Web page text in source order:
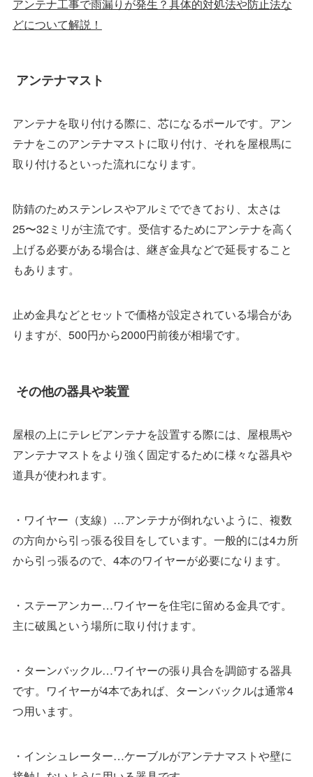
どについて解説！
アンテナマスト
アンテナを取り付ける際に、芯になるポールです。アン
テナをこのアンテナマストに取り付け、それを屋根馬に
取り付けるといった流れになります。
防錆のためステンレスやアルミでできており、太さは
25〜32ミリが主流です。受信するためにアンテナを高く
上げる必要がある場合は、継ぎ金具などで延長すること
もあります。
止め金具などとセットで価格が設定されている場合があ
りますが、500円から2000円前後が相場です。
その他の器具や装置
屋根の上にテレビアンテナを設置する際には、屋根馬や
アンテナマストをより強く固定するために様々な器具や
道具が使われます。
・ワイヤー（支線）…アンテナが倒れないように、複数
の方向から引っ張る役目をしています。一般的には4カ所
から引っ張るので、4本のワイヤーが必要になります。
・ステーアンカー…ワイヤーを住宅に留める金具です。
主に破風という場所に取り付けます。
・ターンバックル…ワイヤーの張り具合を調節する器具
です。ワイヤーが4本であれば、ターンバックルは通常4
つ用います。
・インシュレーター…ケーブルがアンテナマストや壁に